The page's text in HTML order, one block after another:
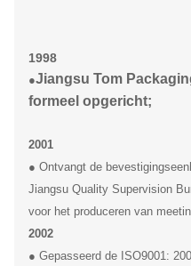
1998
●Jiangsu Tom
formeel opgericht;
2001
● Ontvangt de
Jiangsu Quality Supervision
voor het produceren van
2002
● Gepasseerd de ISO9001: